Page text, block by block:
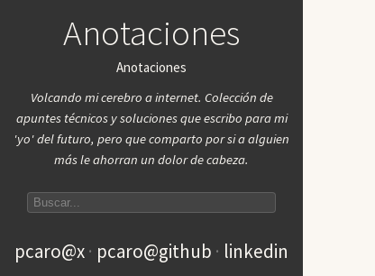
Anotaciones
Anotaciones
Volcando mi cerebro a internet. Colección de
apuntes técnicos y soluciones que escribo para mi
'yo' del futuro, pero que comparto por si a alguien
más le ahorran un dolor de cabeza.
Search articles
pcaro@x pcaro@github linkedin